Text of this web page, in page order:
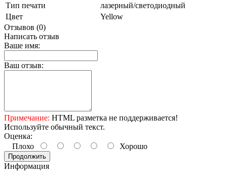
Тип печати
лазерный/светодиодный
Цвет
Yellow
Отзывов (0)
Написать отзыв
Ваше имя:
Ваш отзыв:
Примечание: HTML разметка не поддерживается!
Используйте обычный текст.
Оценка:
Плохо
Хорошо
Продолжить
Информация